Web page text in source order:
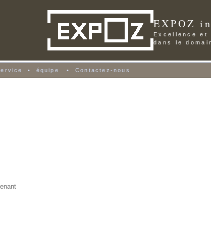
EXPOZ
Excellence et
dans le
• équipe •Contactez-nous